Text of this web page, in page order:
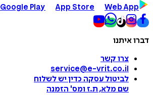
Google Play
App Store Web App
דברו איתנו
צרו קשר
service@e-vrit.co.il
לביטול עסקה כדין יש לשלוח
שם מלא, ת.ז ומס' הזמנה